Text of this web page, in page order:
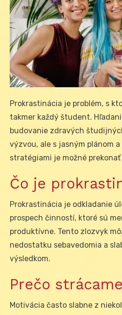
Prokrastinácia je problém, s
takmer každý študent.
budovanie zdravých
výzvou, ale s jasným plánom
stratégiami je možné
Čo je
Prokrastinácia je odkladanie
prospech činností, ktoré sú
produktívne. Tento zlozvyk
nedostatku sebavedomia a
výsledkom.
Prečo
Motivácia často slabne z